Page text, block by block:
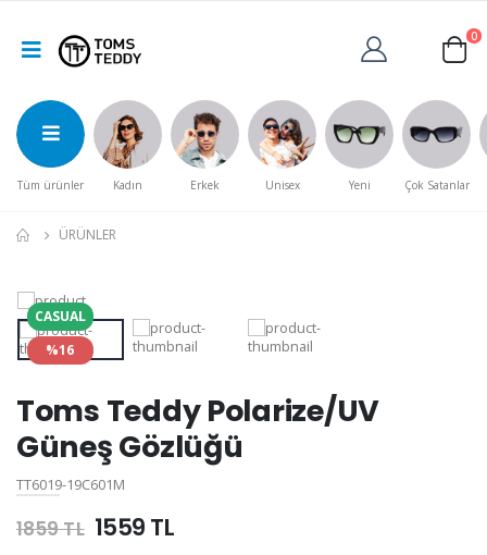
0
Tüm ürünler Kadın Erkek Unisex Yeni Çok Satanlar
ÜRÜNLER
CASUAL
%16
Toms Teddy Polarize/UV
Güneş Gözlüğü
TT6019-19C601M
1859 TL 1559 TL